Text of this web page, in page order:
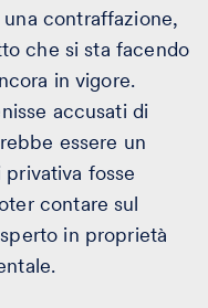
contraffazione,
che si sta facendo
in vigore.
accusati di
essere un
fosse
contare sul
in proprietà